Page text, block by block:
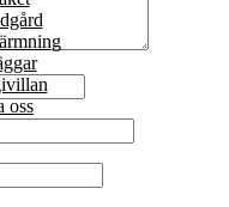
oss